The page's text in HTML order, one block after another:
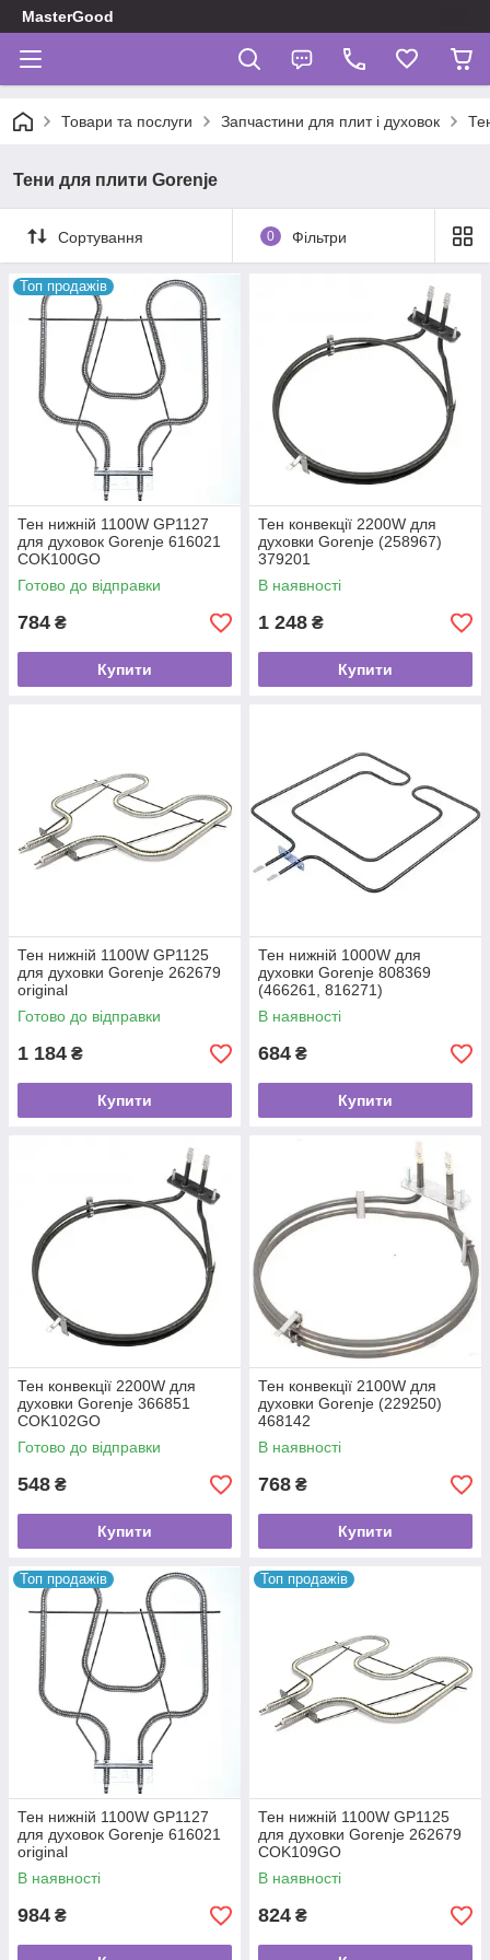
MasterGood
Товари та послуги Запчастини для плит і духовок
Тени для плити Gorenje
Сортування 0 Фільтри
Топ продажів
Тен нижній 1100W GP1127
для духовок Gorenje 616021
COK100GO
Готово до відправки
784 ₴
Купити
Тен конвекції 2200W для
духовки Gorenje (258967)
379201
В наявності
1 248 ₴
Купити
Тен нижній 1100W GP1125
для духовки Gorenje 262679
original
Готово до відправки
1 184 ₴
Купити
Тен нижній 1000W для
духовки Gorenje 808369
(466261, 816271)
В наявності
684 ₴
Купити
Тен конвекції 2200W для
духовки Gorenje 366851
COK102GO
Готово до відправки
548 ₴
Купити
Тен конвекції 2100W для
духовки Gorenje (229250)
468142
В наявності
768 ₴
Купити
Топ продажів
Тен нижній 1100W GP1127
для духовок Gorenje 616021
original
В наявності
984 ₴
Топ продажів
Тен нижній 1100W GP1125
для духовки Gorenje 262679
COK109GO
В наявності
824 ₴